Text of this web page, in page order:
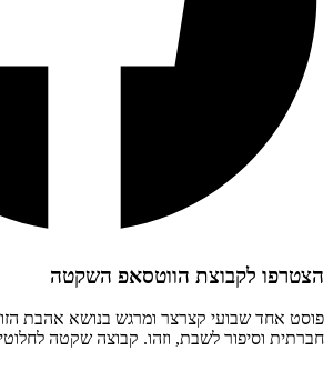
הצטרפו לקבוצת הווטסאפ השקטה
פוסט אחד שבועי קצרצר ומרגש בנושא אהבת
חברתית וסיפור לשבת, וזהו. קבוצה שקטה